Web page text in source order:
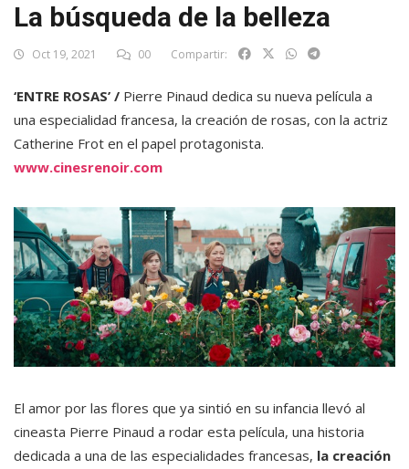
La búsqueda de la belleza
Oct 19, 2021 00 Compartir:
‘ENTRE ROSAS’ / Pierre Pinaud dedica su nueva película a
una especialidad francesa, la creación de rosas, con la actriz
Catherine Frot en el papel protagonista.
www.cinesrenoir.com
El amor por las flores que ya sintió en su infancia llevó al
cineasta Pierre Pinaud a rodar esta película, una historia
dedicada a una de las especialidades francesas, la creación